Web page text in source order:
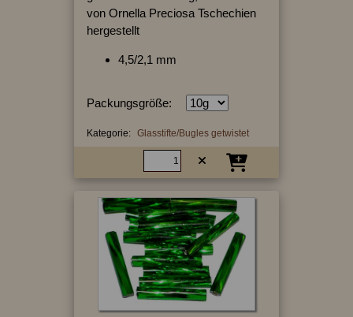
von Ornella Preciosa Tschechien
hergestellt
4,5/2,1 mm
Packungsgröße:
Kategorie: Glasstifte/Bugles getwistet